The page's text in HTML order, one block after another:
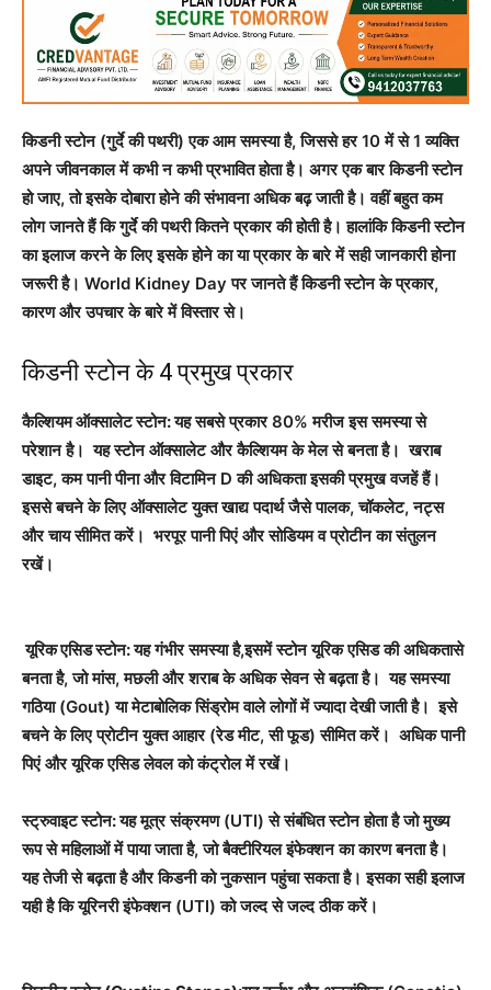
किडनी स्टोन (गुर्दे की पथरी) एक आम समस्या है, जिससे हर 10 में से 1 व्यक्ति
अपने जीवनकाल में कभी न कभी प्रभावित होता है। अगर एक बार किडनी स्टोन
हो जाए, तो इसके दोबारा होने की संभावना अधिक बढ़ जाती है। वहीं बहुत कम
लोग जानते हैं कि गुर्दे की पथरी कितने प्रकार की होती है। हालांकि किडनी स्टोन
का इलाज करने के लिए इसके होने का या प्रकार के बारे में सही जानकारी होना
जरूरी है। World Kidney Day पर जानते हैं किडनी स्टोन के प्रकार,
कारण और उपचार के बारे में विस्तार से।
किडनी स्टोन के 4 प्रमुख प्रकार
कैल्शियम ऑक्सालेट स्टोन:यह सबसे प्रकार 80% मरीज इस समस्या से
परेशान है। यह स्टोन ऑक्सालेट और कैल्शियम के मेल से बनता है। खराब
डाइट, कम पानी पीना और विटामिन D की अधिकता इसकी प्रमुख वजहें हैं।
इससे बचने के लिए ऑक्सालेट युक्त खाद्य पदार्थ जैसे पालक, चॉकलेट, नट्स
और चाय सीमित करें। भरपूर पानी पिएं और सोडियम व प्रोटीन का संतुलन
रखें।
यूरिक एसिड स्टोन:यह गंभीर समस्या है,इसमें स्टोन यूरिक एसिड की अधिकतासे
बनता है, जो मांस, मछली और शराब के अधिक सेवन से बढ़ता है। यह समस्या
गठिया (Gout) या मेटाबोलिक सिंड्रोम वाले लोगों में ज्यादा देखी जाती है। इसे
बचने के लिए प्रोटीन युक्त आहार (रेड मीट, सी फूड) सीमित करें। अधिक पानी
पिएं और यूरिक एसिड लेवल को कंट्रोल में रखें।
स्ट्रुवाइट स्टोन:यह मूत्र संक्रमण (UTI) से संबंधित स्टोन होता है जो मुख्य
रूप से महिलाओं में पाया जाता है, जो बैक्टीरियल इंफेक्शन का कारण बनता है।
यह तेजी से बढ़ता है और किडनी को नुकसान पहुंचा सकता है। इसका सही इलाज
यही है कि यूरिनरी इंफेक्शन (UTI) को जल्द से जल्द ठीक करें।